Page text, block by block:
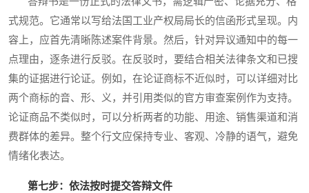
式规范。它通常以写给法国工业产权局局长的信函形式呈现。内
容上，应首先清晰陈述案件背景。然后，针对异议通知中的每一
点理由，逐条进行反驳。在反驳时，要结合相关法律条文和已搜
集的证据进行论证。例如，在论证商标不近似时，可以详细对比
两个商标的音、形、义，并引用类似的官方审查案例作为支持。
论证商品不类似时，可以分析两者的功能、用途、销售渠道和消
费群体的差异。整个行文应保持专业、客观、冷静的语气，避免
情绪化表达。
第七步：依法按时提交答辩文件